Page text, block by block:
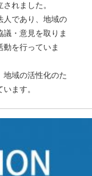
れました。
人であり、地域の
・意見を取りま
動を行っていま
地域の活性化のた
ます。